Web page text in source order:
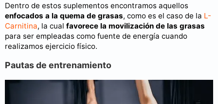
Dentro de estos suplementos encontramos aquellos
enfocados a la quema de grasas, como es el caso de la L-
Carnitina, la cual favorece la movilización de las grasas
para ser empleadas como fuente de energía cuando
realizamos ejercicio físico.
Pautas de entrenamiento